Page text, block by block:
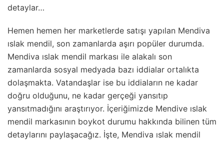
detaylar…
Hemen hemen her marketlerde satışı yapılan Mendiva
ıslak mendil, son zamanlarda aşırı popüler durumda.
Mendiva ıslak mendil markası ile alakalı son
zamanlarda sosyal medyada bazı iddialar ortalıkta
dolaşmakta. Vatandaşlar ise bu iddiaların ne kadar
doğru olduğunu, ne kadar gerçeği yansıtıp
yansıtmadığını araştırıyor. İçeriğimizde Mendive ıslak
mendil markasının boykot durumu hakkında bilinen tüm
detaylarını paylaşacağız. İşte, Mendiva ıslak mendil